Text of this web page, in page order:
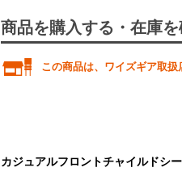
商品を購入する・在庫を
この商品は、ワイズギア取扱
カジュアルフロントチャイルドシ